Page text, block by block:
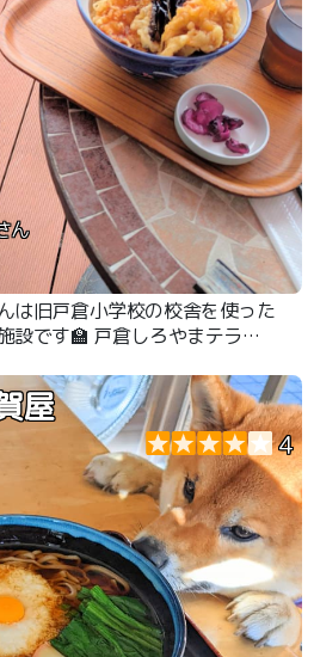
ん
は旧戸倉小学校の校舎を使った
設です🏫 戸倉しろやまテラス
ゃんも一緒に食事がとれます🐶
屋
4